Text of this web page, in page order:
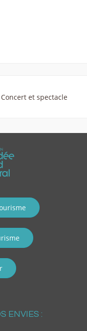
Concert et spectacle
ENVIES :